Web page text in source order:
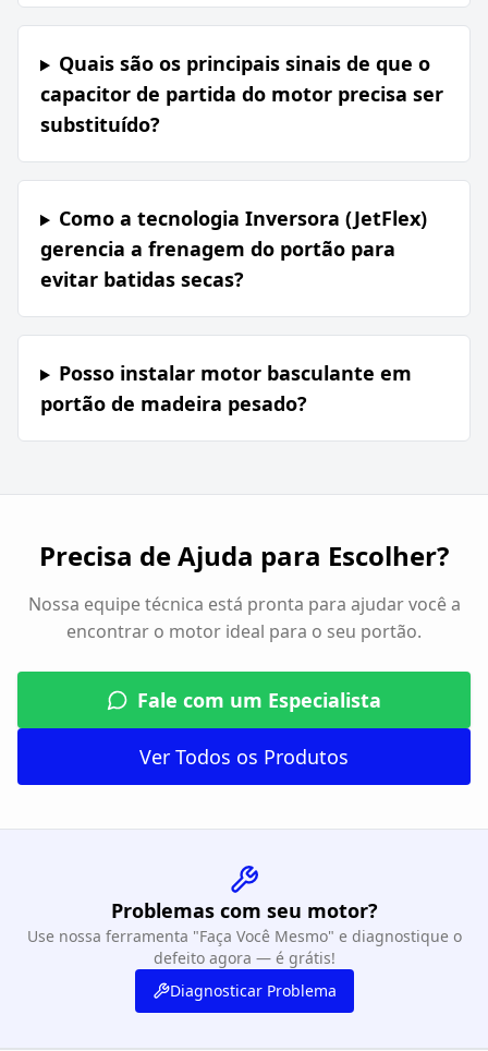
Quais são os principais sinais de que o
capacitor de partida do motor precisa ser
substituído?
Como a tecnologia Inversora (JetFlex)
gerencia a frenagem do portão para
evitar batidas secas?
Posso instalar motor basculante em
portão de madeira pesado?
Precisa de Ajuda para Escolher?
Nossa equipe técnica está pronta para ajudar você a
encontrar o motor ideal para o seu portão.
Fale com um Especialista
Ver Todos os Produtos
Problemas com seu motor?
Use nossa ferramenta "Faça Você Mesmo" e diagnostique o
defeito agora — é grátis!
Diagnosticar Problema